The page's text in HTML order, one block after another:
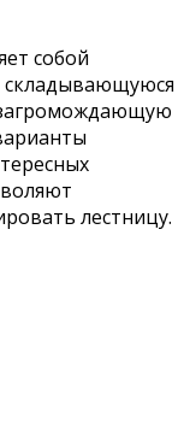
собой
лестницу.